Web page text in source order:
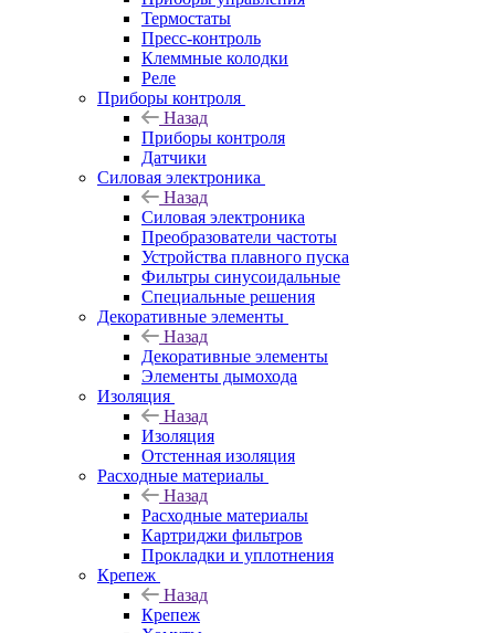
Термостаты
Пресс-контроль
Клеммные колодки
Реле
Приборы контроля
Назад
Приборы контроля
Датчики
Силовая электроника
Назад
Силовая электроника
Преобразователи частоты
Устройства плавного пуска
Фильтры синусоидальные
Специальные решения
Декоративные элементы
Назад
Декоративные элементы
Элементы дымохода
Изоляция
Назад
Изоляция
Отстенная изоляция
Расходные материалы
Назад
Расходные материалы
Картриджи фильтров
Прокладки и уплотнения
Крепеж
Назад
Крепеж